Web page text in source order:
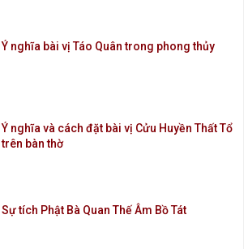
Ý nghĩa bài vị Táo Quân trong phong thủy
Ý nghĩa và cách đặt bài vị Cửu Huyền Thất Tổ
trên bàn thờ
Sự tích Phật Bà Quan Thế Âm Bồ Tát